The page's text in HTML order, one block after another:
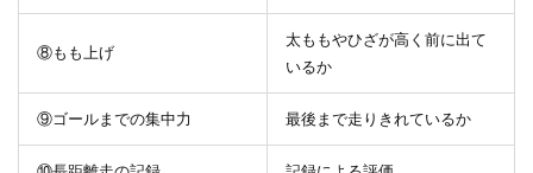
⑧もも上げ
太ももやひざが高く前に出て
いるか
⑨ゴールまでの集中力 最後まで走りきれているか